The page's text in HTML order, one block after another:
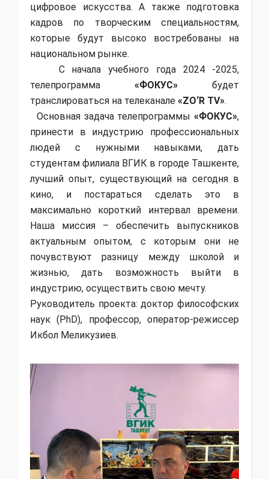
цифровое искусства. А также подготовка
кадров по творческим специальностям,
которые будут высоко востребованы на
национальном рынке.
С начала учебного года 2024 -2025,
телепрограмма «ФОКУС» будет
транслироваться на телеканале «ZO‘R TV».
Основная задача телепрограммы «ФОКУС»,
принести в индустрию профессиональных
людей с нужными навыками, дать
студентам филиала ВГИК в городе Ташкенте,
лучший опыт, существующий на сегодня в
кино, и постараться сделать это в
максимально короткий интервал времени.
Наша миссия – обеспечить выпускников
актуальным опытом, с которым они не
почувствуют разницу между школой и
жизнью, дать возможность выйти в
индустрию, осуществить свою мечту.
Руководитель проекта: доктор философских
наук (PhD), профессор, оператор-режиссер
Икбол Меликузиев.